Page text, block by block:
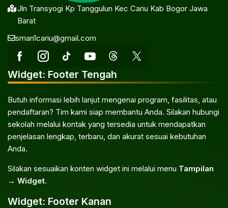
Jln Transyogi Kp Tanggulun Kec Cariu Kab Bogor Jawa
Barat
sman1cariu@gmail.com
Widget: Footer Tengah
Butuh informasi lebih lanjut mengenai program, fasilitas, atau
pendaftaran? Tim kami siap membantu Anda. Silakan hubungi
sekolah melalui kontak yang tersedia untuk mendapatkan
penjelasan lengkap, terbaru, dan akurat sesuai kebutuhan
Anda.
Silakan sesuaikan konten widget ini melalui menu Tampilan
→ Widget.
Widget: Footer Kanan